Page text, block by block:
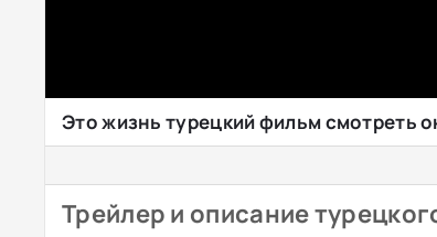
Это жизнь турецкий фильм смотреть
Трейлер и описание